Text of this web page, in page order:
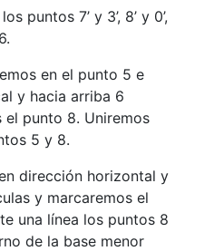
puntos 7’ y 3’, 8’ y 0’,
en el punto 5 e
y hacia arriba 6
el punto 8. Uniremos
5 y 8.
dirección horizontal y
y marcaremos el
una línea los puntos 8
de la base menor